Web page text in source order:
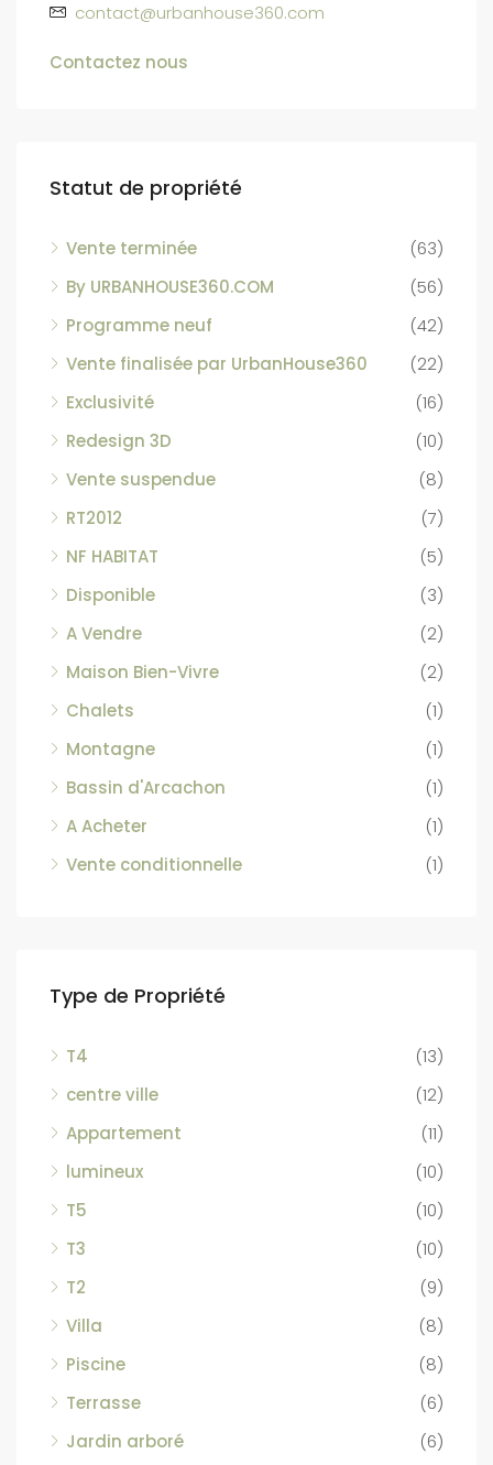
contact@urbanhouse360.com
Contactez nous
Statut de propriété
Vente terminée
(63)
By URBANHOUSE360.COM
(56)
Programme neuf
(42)
Vente finalisée par UrbanHouse360
(22)
Exclusivité
(16)
Redesign 3D
(10)
Vente suspendue
(8)
RT2012
(7)
NF HABITAT
(5)
Disponible
(3)
A Vendre
(2)
Maison Bien-Vivre
(2)
Chalets
(1)
Montagne
(1)
Bassin d'Arcachon
(1)
A Acheter
(1)
Vente conditionnelle
(1)
Type de Propriété
T4
(13)
centre ville
(12)
Appartement
(11)
lumineux
(10)
T5
(10)
T3
(10)
T2
(9)
Villa
(8)
Piscine
(8)
Terrasse
(6)
Jardin arboré
(6)